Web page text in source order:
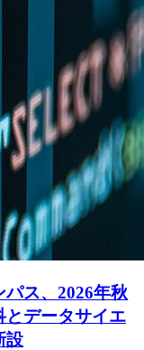
ス、2026年秋
とデータサイエ
設